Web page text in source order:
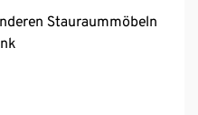
Stauraummöbeln